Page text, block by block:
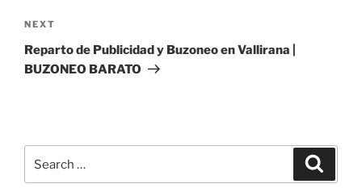
Next
Post
NEXT
Reparto de Publicidad y Buzoneo en Vallirana |
BUZONEO BARATO
for: